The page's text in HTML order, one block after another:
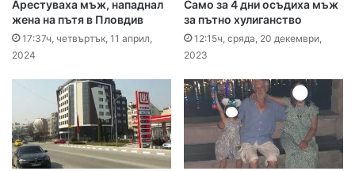
Арестуваха мъж, нападнал
жена на пътя в Пловдив
17:37ч, четвъртък, 11 април,
2024
Само за 4 дни осъдиха мъж
за пътно хулиганство
12:15ч, сряда, 20 декември,
2023